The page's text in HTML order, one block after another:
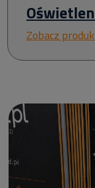
Zobacz